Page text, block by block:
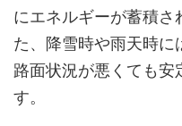
にエネルギーが蓄積さ
た、降雪時や雨天時に
路面状況が悪くても安
す。